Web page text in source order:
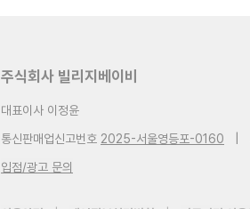
주식회사 빌리지베이비
대표이사 이정윤
통신판매업신고번호 2025-서울영등포-0160
입점/광고 문의